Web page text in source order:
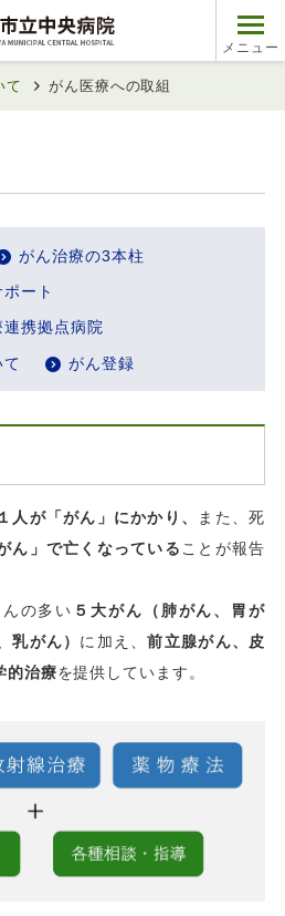
て がん医療への取組
がん治療の3本柱
ート
携拠点病院
がん登録
人が「がん」にかかり、
また、死
ん」で亡くなっている ことが報告
の多い ５大がん（肺がん、胃が
乳がん） に加え、前立腺がん、皮
的治療を提供しています。